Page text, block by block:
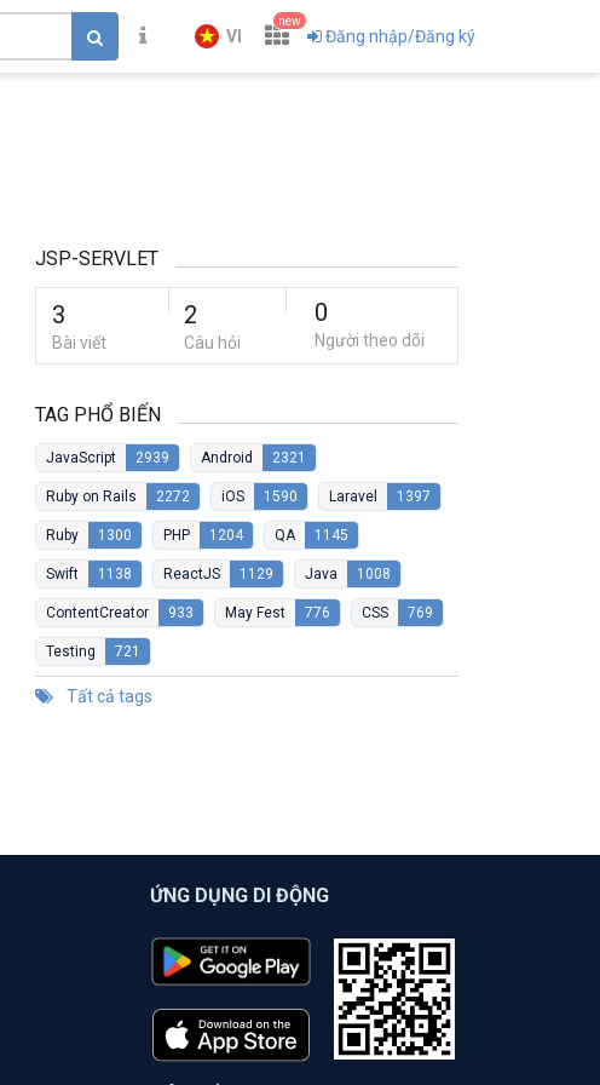
VI
new
Đăng nhập/Đăng ký
JSP-SERVLET
3
Bài viết
2
Câu hỏi
0
Người theo dõi
TAG PHỔ BIẾN
JavaScript 2939 Android 2321
Ruby on Rails 2272 iOS 1590 Laravel 1397
Ruby 1300 PHP 1204 QA 1145
Swift 1138 ReactJS 1129 Java 1008
ContentCreator 933 May Fest 776 CSS 769
Testing 721
Tất cả tags
ỨNG DỤNG DI ĐỘNG